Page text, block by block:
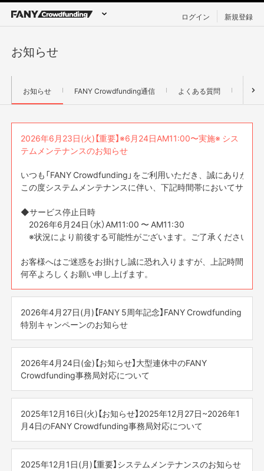
ログイン 新規登録
お知らせ
お知らせ FANY Crowdfunding通信 よくある質問 お問
2026年6月23日(火)【重要】※6月24日AM11:00〜実施※ シス
テムメンテナンスのお知らせ
いつも「FANY Crowdfunding」をご利用いただき、誠にありがと
この度システムメンテナンスに伴い、下記時間帯においてサー
◆サービス停止日時
2026年6月24日（水）AM11:00 〜 AM11:30
※状況により前後する可能性がございます。ご了承ください。
お客様へはご迷惑をお掛けし誠に恐れ入りますが、上記時間帯
何卒よろしくお願い申し上げます。
2026年4月27日(月)【FANY 5周年記念】FANY Crowdfunding
特別キャンペーンのお知らせ
平素よりFANYサービスをご利用いただき、誠にありがとう
ございます。
を迎えました。
皆様へ5年分の感謝を込めて、現在さまざまなキャンペーン
を実施しております。
▼5周年キャンペーンの詳細はこちら
https://fany.lol/campaign
2026年4月24日(金)【お知らせ】大型連休中のFANY
Crowdfunding事務局対応について
<大型連休の事務局営業日について>
大型連休に伴うFANY Crowdfunding事務局運営日について
ご案内をさせていただきます。
◇休業日
2025年12月16日(火)【お知らせ】2025年12月27日~2026年1
月4日のFANY Crowdfunding事務局対応について
<2025年-2026年>
年末年始に伴うFANY Crowdfunding の運営日についてご案
2025年12月1日(月)【重要】システムメンテナンスのお知らせ